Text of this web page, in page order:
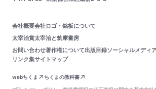
会社概要会社ロゴ・銘板について
太宰治賞太宰治と筑摩書房
お問い合わせ著作権について出版目録ソーシャルメディ
リンク集サイトマップ
webちくま
ちくまの教科書